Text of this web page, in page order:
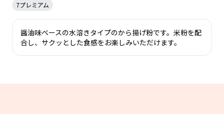
7プレミアム
醤油味ベースの水溶きタイプのから揚げ粉です。米粉を配
合し、サクッとした食感をお楽しみいただけます。